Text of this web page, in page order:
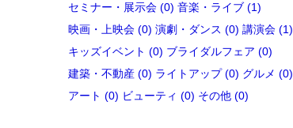
セミナー・展示会 (0) 音楽・ライブ (1)
映画・上映会 (0) 演劇・ダンス (0) 講演会 (1)
キッズイベント (0) ブライダルフェア (0)
建築・不動産 (0) ライトアップ (0) グルメ (0)
アート (0) ビューティ (0) その他 (0)